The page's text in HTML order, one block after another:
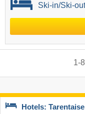
Ski-in/Ski-
1-8
Hotels: Tarentaise